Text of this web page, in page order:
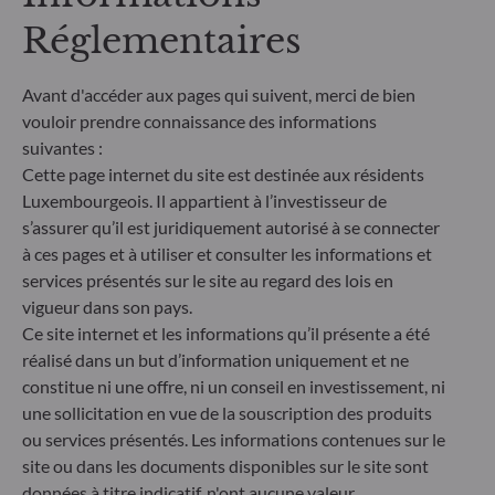
décision d'investissement. Article 8 : L'équipe de
gestion traite les risques de durabilité en intégrant
des critères ESG (Environnement et/ou Social et/ou
Gouvernance) dans son processus de décision
d'investissement. Article 9 : L'équipe de gestion suit
un objectif d'investissement durable strict qui
contribue de manière significative aux défis de la
transition écologique, et traite les risques de
durabilité par le biais de notations fournies par le
fournisseur externe de données ESG de la société
de gestion
Réglementaires
Avant d'accéder aux pages qui suivent, merci de bien
vouloir prendre connaissance des informations
suivantes :
Cette page internet du site est destinée aux résidents
Luxembourgeois. Il appartient à l’investisseur de
s’assurer qu’il est juridiquement autorisé à se connecter
à ces pages et à utiliser et consulter les informations et
services présentés sur le site au regard des lois en
vigueur dans son pays.
Ce site internet et les informations qu’il présente a été
réalisé dans un but d’information uniquement et ne
constitue ni une offre, ni un conseil en investissement, ni
une sollicitation en vue de la souscription des produits
ou services présentés. Les informations contenues sur le
site ou dans les documents disponibles sur le site sont